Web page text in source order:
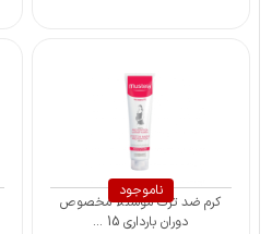
ناموجود
کرم ضد ترک موستلا مخصوص
دوران بارداری 15 ...